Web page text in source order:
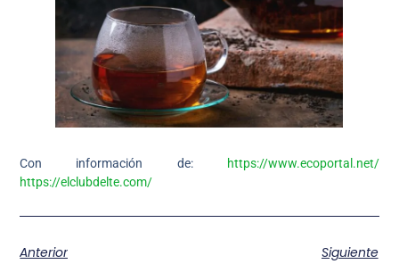
Con información de:
https://www.ecoportal.net/
https://elclubdelte.com/
Anterior Siguiente